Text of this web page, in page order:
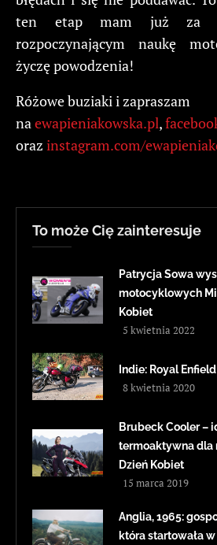
ten etap mam już za
rozpoczynającym naukę
życzę powodzenia!
Różowe buziaki i zapraszam
na ewapieniakowska.pl,
oraz instagram.com/
To może Cię zainteresuje
Patrycja Sowa
motocyklowych
Kobiet
5 kwietnia 2022
Indie: Royal
8 kwietnia 2020
Brubeck Cooler –
termoaktywna dla
Dzień Kobiet
15 marca 2019
Anglia, 1965:
która startowała